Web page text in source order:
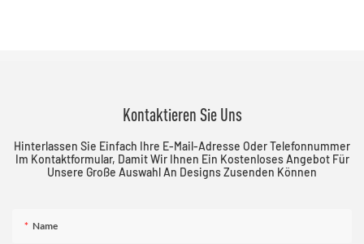
Kontaktieren Sie Uns
Hinterlassen Sie Einfach Ihre E-Mail-Adresse Oder Telefonnummer
Im Kontaktformular, Damit Wir Ihnen Ein Kostenloses Angebot Für
Unsere Große Auswahl An Designs Zusenden Können
Name